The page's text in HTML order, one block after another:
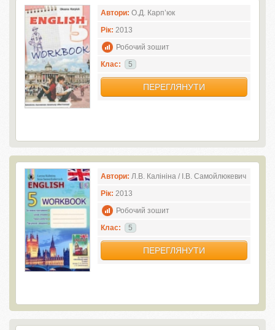
Автори: О.Д. Карп’юк
Рік: 2013
Робочий зошит
Клас:
5
ПЕРЕГЛЯНУТИ
Автори: Л.В. Калініна / І.В. Самойлюкевич
Рік: 2013
Робочий зошит
Клас:
5
ПЕРЕГЛЯНУТИ